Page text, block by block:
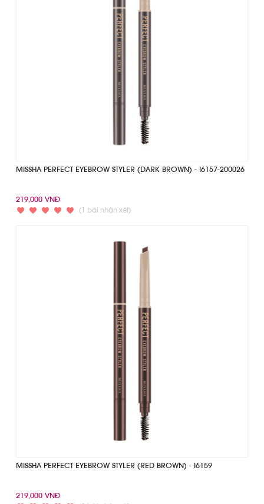
MISSHA PERFECT EYEBROW STYLER (DARK BROWN) - I6157-200026
219,000 VNĐ
(1 bài nhận xét)
MISSHA PERFECT EYEBROW STYLER (RED BROWN) - I6159
219,000 VNĐ